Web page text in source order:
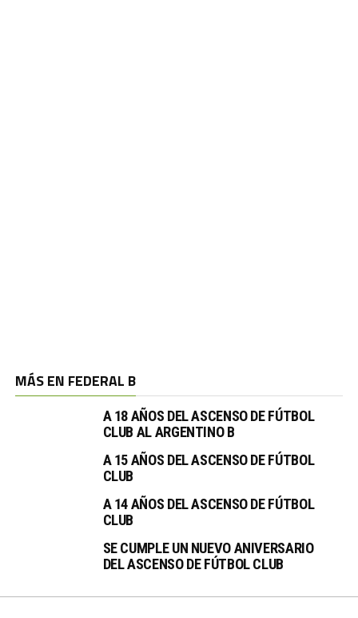
MÁS EN FEDERAL B
A 18 AÑOS DEL ASCENSO DE FÚTBOL
CLUB AL ARGENTINO B
A 15 AÑOS DEL ASCENSO DE FÚTBOL
CLUB
A 14 AÑOS DEL ASCENSO DE FÚTBOL
CLUB
SE CUMPLE UN NUEVO ANIVERSARIO
DEL ASCENSO DE FÚTBOL CLUB